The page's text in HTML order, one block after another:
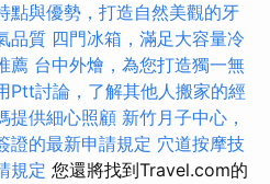
點與優勢，打造自然美觀的牙
品質 四門冰箱，滿足大容量冷
薦 台中外燴，為您打造獨一無
Ptt討論，了解其他人搬家的經
提供細心照顧 新竹月子中心，
證的最新申請規定 穴道按摩技
規定 您還將找到Travel.com的